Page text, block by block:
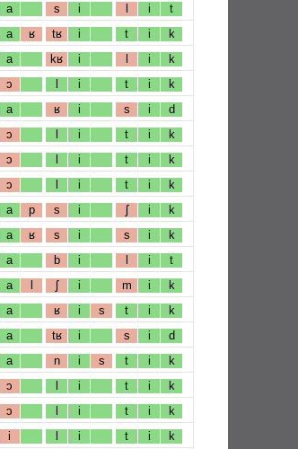
a s i l i t
a ʁ tʁ i t i k
a kʁ i l i k
ɔ l i t i k
a ʁ i s i d
ɔ l i t i k
ɔ l i t i k
ɔ l i t i k
a p s i ʃ i k
a ʁ s i s i k
a b i l i t
a l ʃ i m i k
a ʁ i s t i k
a tʁ i s i d
a n i s t i k
ɔ l i t i k
ɔ l i t i k
i l i t i k